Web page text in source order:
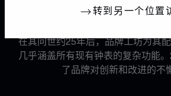
转到另一个位置
22项注册
在其问世约25年后，品牌工坊为其
几乎涵盖所有现有钟表的复杂功能
了品牌对创新和改进的不